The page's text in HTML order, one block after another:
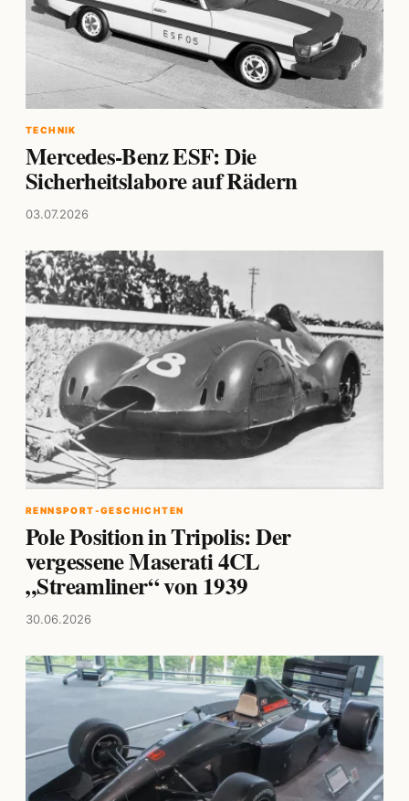
TECHNIK
Mercedes-Benz ESF: Die
Sicherheitslabore auf Rädern
03.07.2026
RENNSPORT-GESCHICHTEN
Pole Position in Tripolis: Der
vergessene Maserati 4CL
„Streamliner“ von 1939
30.06.2026